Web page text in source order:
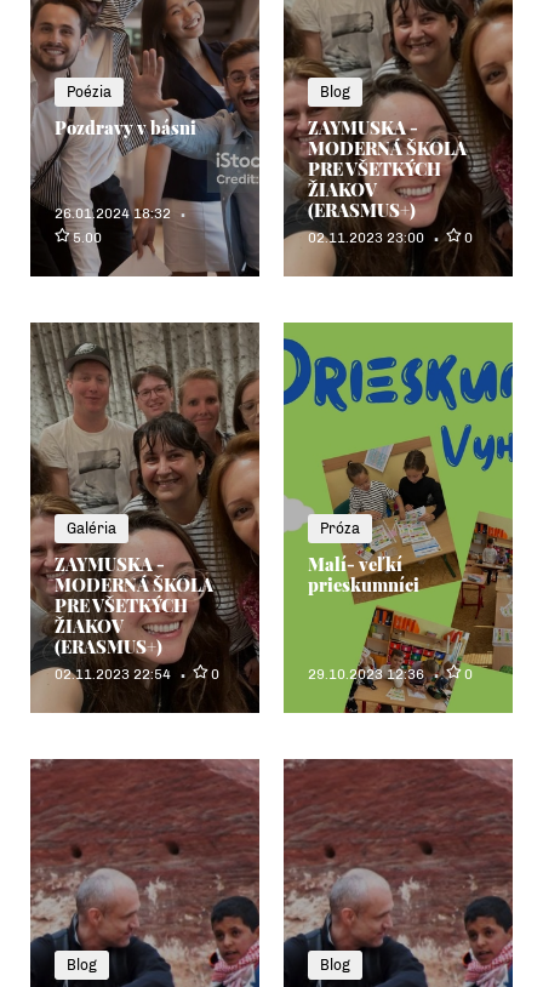
Poézia
Pozdravy v básni
26.01.2024 18:32
5.00
Blog
ZAYMUSKA -
MODERNÁ ŠKOLA
PRE VŠETKÝCH
ŽIAKOV
(ERASMUS+)
02.11.2023 23:00 0
Galéria
ZAYMUSKA -
MODERNÁ ŠKOLA
PRE VŠETKÝCH
ŽIAKOV
(ERASMUS+)
02.11.2023 22:54 0
Próza
Malí- veľkí
prieskumníci
29.10.2023 12:36 0
Blog Blog